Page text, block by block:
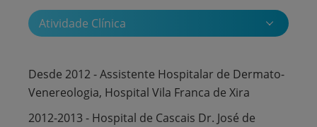
Atividade Clínica
Desde 2012 - Assistente Hospitalar de Dermato-
Venereologia, Hospital Vila Franca de Xira
2012-2013 - Hospital de Cascais Dr. José de